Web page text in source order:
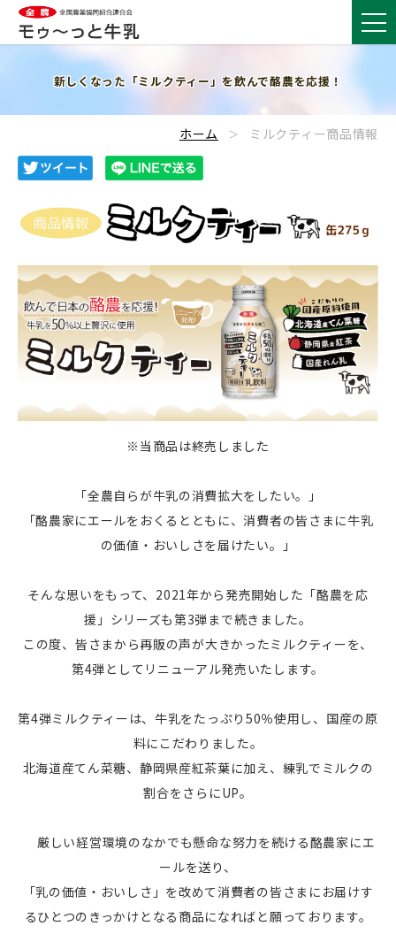
新しくなった「ミルクティー」を飲んで酪農を応援！
ホーム ミルクティー商品情報
※当商品は終売しました
「全農自らが牛乳の消費拡大をしたい。」
「酪農家にエールをおくるとともに、消費者の皆さまに牛乳
の価値・おいしさを届けたい。」
そんな思いをもって、2021年から発売開始した「酪農を応
援」シリーズも第3弾まで続きました。
この度、皆さまから再販の声が大きかったミルクティーを、
第4弾としてリニューアル発売いたします。
第4弾ミルクティーは、牛乳をたっぷり50％使用し、国産の原
料にこだわりました。
北海道産てん菜糖、静岡県産紅茶葉に加え、練乳でミルクの
割合をさらにUP。
厳しい経営環境のなかでも懸命な努力を続ける酪農家にエ
ールを送り、
「乳の価値・おいしさ」を改めて消費者の皆さまにお届けす
るひとつのきっかけとなる商品になればと願っております。